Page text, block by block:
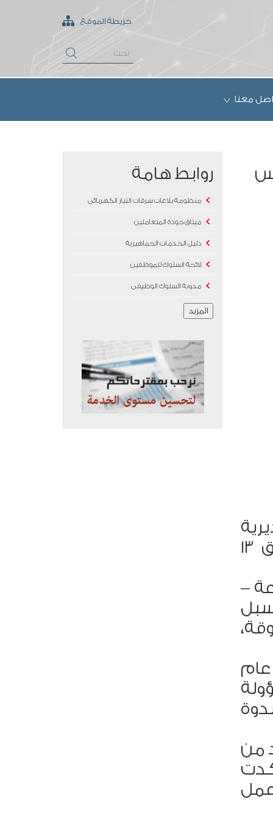
خريطة الموقع
معنا
الصحة بالبحيرة، ندوة توعوية تثقيفية طبية يوم الأربعاء الموافق 13
–
من
عمل
روابط هامة
منظومة بلاغات سرقات التيار الكهربائى
ميثاق جودة المتعاملين
دليل الخدمات الجماهيرية
لائحة السلوك للموظفين
مدونة السلوك الوظيفى
المزيد